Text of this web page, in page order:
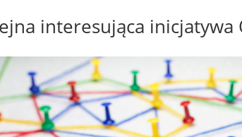
interesująca inicjatywa